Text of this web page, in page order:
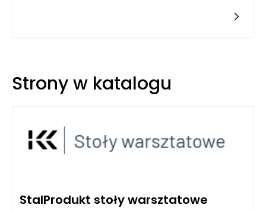
Strony w katalogu
StalProdukt stoły warsztatowe